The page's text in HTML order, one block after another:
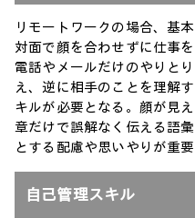
リモートワークの場合、基
対面で顔を合わせずに仕事
電話やメールだけのやりと
え、逆に相手のことを理解
キルが必要となる。顔が見
章だけで誤解なく伝える語
とする配慮や思いやりが重要
自己管理スキル